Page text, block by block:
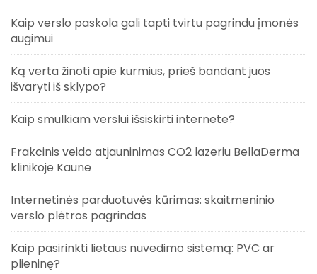
Kaip verslo paskola gali tapti tvirtu pagrindu įmonės
augimui
Ką verta žinoti apie kurmius, prieš bandant juos
išvaryti iš sklypo?
Kaip smulkiam verslui išsiskirti internete?
Frakcinis veido atjauninimas CO2 lazeriu BellaDerma
klinikoje Kaune
Internetinės parduotuvės kūrimas: skaitmeninio
verslo plėtros pagrindas
Kaip pasirinkti lietaus nuvedimo sistemą: PVC ar
plieninę?